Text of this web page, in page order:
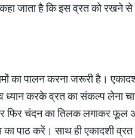
जाता है कि इस व्रत को रखने
का पालन करना जरूरी है।
करके व्रत का संकल्प लेना
फिर चंदन का तिलक लगाकर फूल
पाठ करें। साथ ही एकादशी